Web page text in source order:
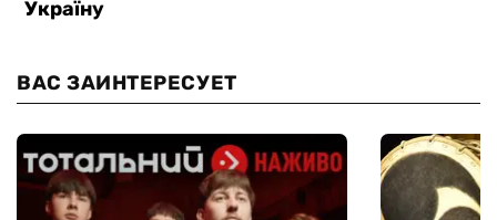
ВАС ЗАИНТЕРЕСУЕТ